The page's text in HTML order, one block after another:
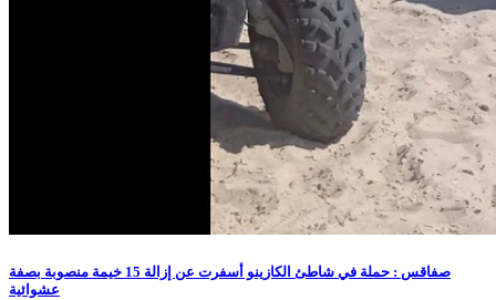
صفاقس : حملة في شاطئ الكازينو أسفرت عن إزالة 15 خيمة منصوبة بصفة
عشوائية